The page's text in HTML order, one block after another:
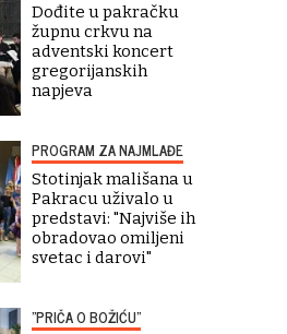
Dođite u pakračku
župnu crkvu na
adventski koncert
gregorijanskih
napjeva
PROGRAM ZA NAJMLAĐE
Stotinjak mališana u
Pakracu uživalo u
predstavi: "Najviše ih
obradovao omiljeni
svetac i darovi"
"PRIČA O BOŽIĆU"